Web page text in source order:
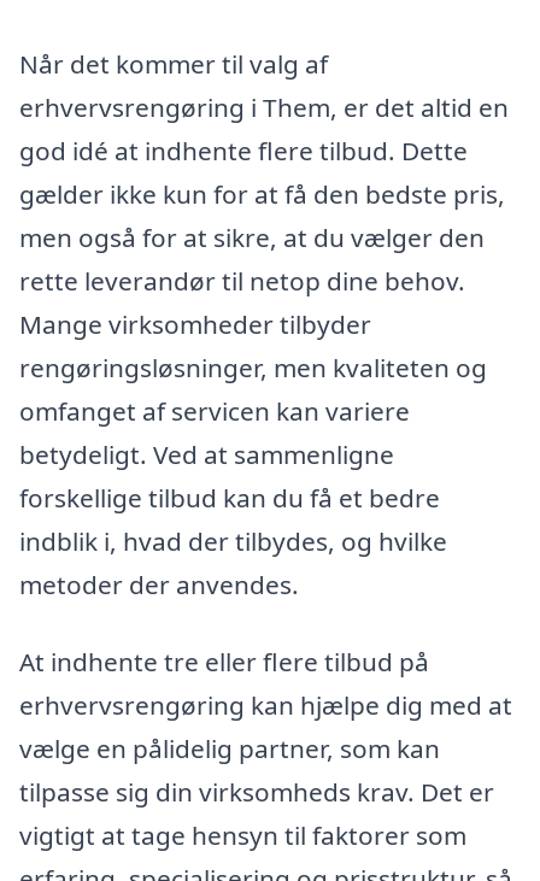
Når det kommer til valg af
erhvervsrengøring i Them, er det altid en
god idé at indhente flere tilbud. Dette
gælder ikke kun for at få den bedste pris,
men også for at sikre, at du vælger den
rette leverandør til netop dine behov.
Mange virksomheder tilbyder
rengøringsløsninger, men kvaliteten og
omfanget af servicen kan variere
betydeligt. Ved at sammenligne
forskellige tilbud kan du få et bedre
indblik i, hvad der tilbydes, og hvilke
metoder der anvendes.
At indhente tre eller flere tilbud på
erhvervsrengøring kan hjælpe dig med at
vælge en pålidelig partner, som kan
tilpasse sig din virksomheds krav. Det er
vigtigt at tage hensyn til faktorer som